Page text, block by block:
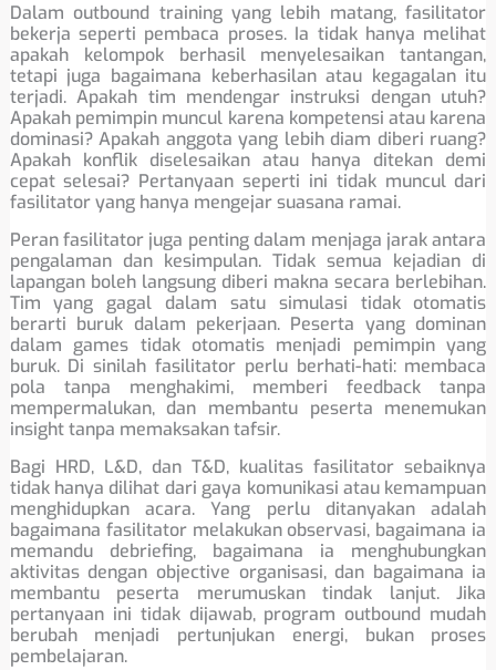
Dalam outbound training yang lebih matang, fasilitator
bekerja seperti pembaca proses. Ia tidak hanya melihat
apakah kelompok berhasil menyelesaikan tantangan,
tetapi juga bagaimana keberhasilan atau kegagalan itu
terjadi. Apakah tim mendengar instruksi dengan utuh?
Apakah pemimpin muncul karena kompetensi atau karena
dominasi? Apakah anggota yang lebih diam diberi ruang?
Apakah konflik diselesaikan atau hanya ditekan demi
cepat selesai? Pertanyaan seperti ini tidak muncul dari
fasilitator yang hanya mengejar suasana ramai.
Peran fasilitator juga penting dalam menjaga jarak antara
pengalaman dan kesimpulan. Tidak semua kejadian di
lapangan boleh langsung diberi makna secara berlebihan.
Tim yang gagal dalam satu simulasi tidak otomatis
berarti buruk dalam pekerjaan. Peserta yang dominan
dalam games tidak otomatis menjadi pemimpin yang
buruk. Di sinilah fasilitator perlu berhati-hati: membaca
pola tanpa menghakimi, memberi feedback tanpa
mempermalukan, dan membantu peserta menemukan
insight tanpa memaksakan tafsir.
Bagi HRD, L&D, dan T&D, kualitas fasilitator sebaiknya
tidak hanya dilihat dari gaya komunikasi atau kemampuan
menghidupkan acara. Yang perlu ditanyakan adalah
bagaimana fasilitator melakukan observasi, bagaimana ia
memandu debriefing, bagaimana ia menghubungkan
aktivitas dengan objective organisasi, dan bagaimana ia
membantu peserta merumuskan tindak lanjut. Jika
pertanyaan ini tidak dijawab, program outbound mudah
berubah menjadi pertunjukan energi, bukan proses
pembelajaran.